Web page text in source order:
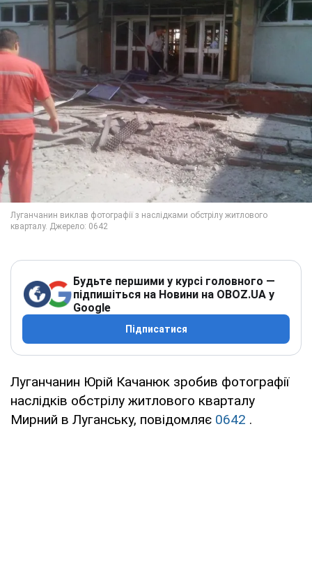
Будьте першими у курсі головного —
підпишіться на Новини на OBOZ.UA у
Google
Підписатися
Луганчанин Юрій Качанюк зробив фотографії
наслідків обстрілу житлового кварталу
Мирний в Луганську, повідомляє 0642 .